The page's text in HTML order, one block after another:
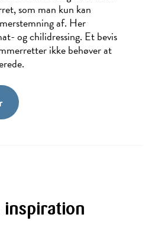
som man kun kan
af. Her
og chilidressing. Et bevis
ikke behøver at
inspiration